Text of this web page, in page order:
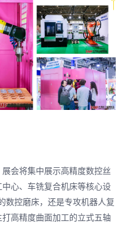
会将集中展示高精度数控丝
中心、车铣复合机床等核心设
控磨床，还是专攻机器人复
高精度曲面加工的立式五轴